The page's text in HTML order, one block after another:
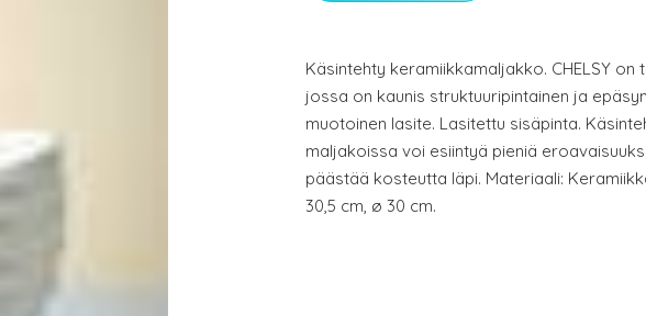
Käsintehty keramiikkamaljakko. CHELSY on
jossa on kaunis struktuuripintainen ja
muotoinen lasite. Lasitettu sisäpinta.
maljakoissa voi esiintyä pieniä
päästää kosteutta läpi. Materiaali:
30,5 cm, ø 30 cm.